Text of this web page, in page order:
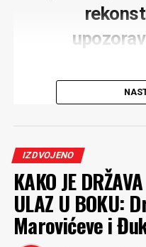
Potpuno
rekonstrukcije
privredu tog kraja,
Posebno strahuju za
predstavlja jedan od
podržavaju obnovu
neophodnost,
IZDVOJENO
KAKO JE
ULAZ U BOKU:
Marovićeve i